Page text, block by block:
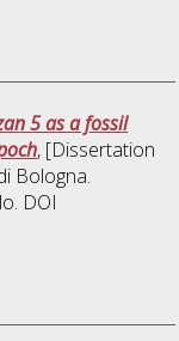
5 as a fossil
, [Dissertation
Bologna.
DOI